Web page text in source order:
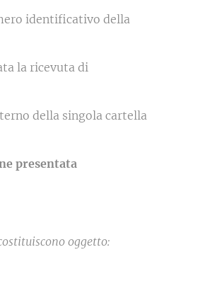
identificativo della
la ricevuta di
della singola cartella
presentata
oggetto: